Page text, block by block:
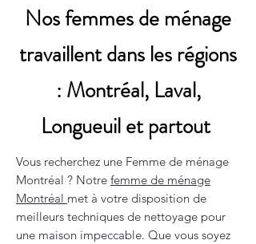
Nos femmes de ménage
travaillent dans les régions
: Montréal, Laval,
Longueuil et partout
Vous recherchez une Femme de ménage
Montréal ? Notre femme de ménage
Montréal met à votre disposition de
meilleurs techniques de nettoyage pour
une maison impeccable. Que vous soyez